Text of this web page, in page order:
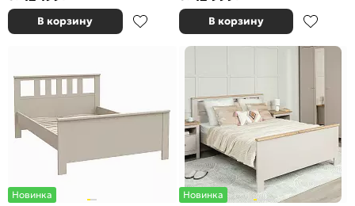
В корзину В корзину
Новинка
Новинка